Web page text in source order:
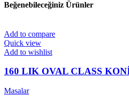
Beğenebileceğiniz Ürünler
Add to compare
Quick view
Add to wishlist
160 LIK OVAL CLASS
Masalar